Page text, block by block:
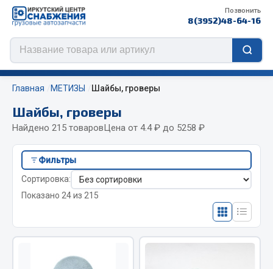
Позвонить
8(3952)48-64-16
Цепи противоскольжения
ЦЕПИ РОССИЯ
ЦЕПИ BOHU (Китай)
Изготовление цепей на колеса BOHU
Весь раздел
Главная МЕТИЗЫ Шайбы, гроверы
Шайбы, гроверы
Найдено 215 товаровЦена от 4.4 ₽ до 5258 ₽
Фильтры
Сортировка:
Показано 24 из 215